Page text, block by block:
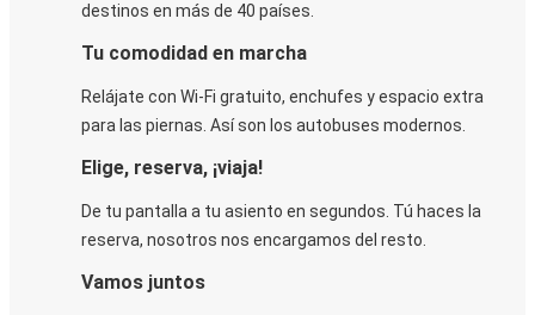
destinos en más de 40 países.
Tu comodidad en marcha
Relájate con Wi-Fi gratuito, enchufes y espacio extra
para las piernas. Así son los autobuses modernos.
Elige, reserva, ¡viaja!
De tu pantalla a tu asiento en segundos. Tú haces la
reserva, nosotros nos encargamos del resto.
Vamos juntos